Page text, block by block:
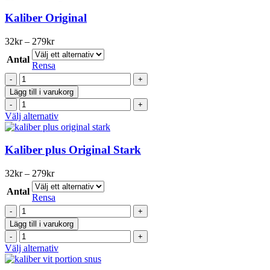
har
flera
De
olika
väljas
på
produktsidan
Kaliber Original
32kr – 279krPrisintervall:
32kr
till
279kr
Antal
Rensa
Kaliber
Original
mängd
Lägg till i varukorg
Kaliber
Original
mängd
Välj alternativDen
här
har
De
olika
väljas
produktsidan
Kaliber plus Original Stark
32kr – 279krPrisintervall:
32kr
till
279kr
Antal
Rensa
Kaliber
plus
Original
Stark
mängd
Lägg till i varukorg
Kaliber
plus
Original
Välj alternativDen
här